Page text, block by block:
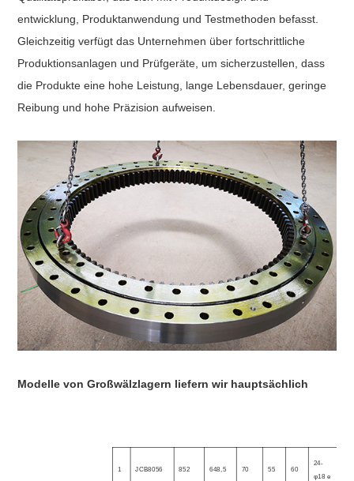
entwicklung, Produktanwendung und Testmethoden befasst.
Gleichzeitig verfügt das Unternehmen über fortschrittliche
Produktionsanlagen und Prüfgeräte, um sicherzustellen, dass
die Produkte eine hohe Leistung, lange Lebensdauer, geringe
Reibung und hohe Präzision aufweisen.
Modelle von Großwälzlagern liefern wir hauptsächlich
1 JCB8056 852 648,5 70 55 60
24-
φ18 e